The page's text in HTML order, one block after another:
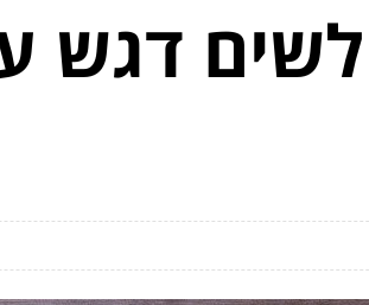
דגש